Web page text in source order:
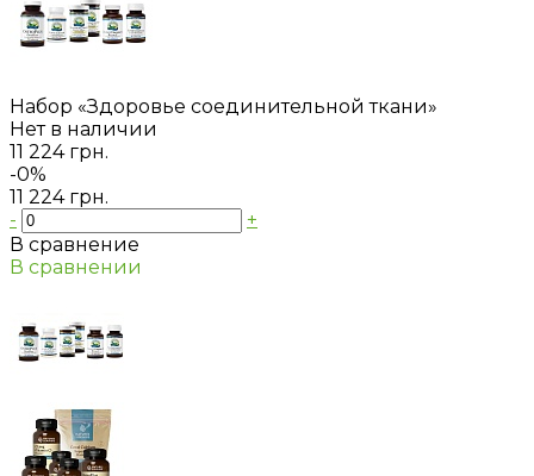
Набор «Здоровье соединительной ткани»
Нет в наличии
11 224 грн.
-0%
11 224 грн.
-
+
В сравнение
В сравнении